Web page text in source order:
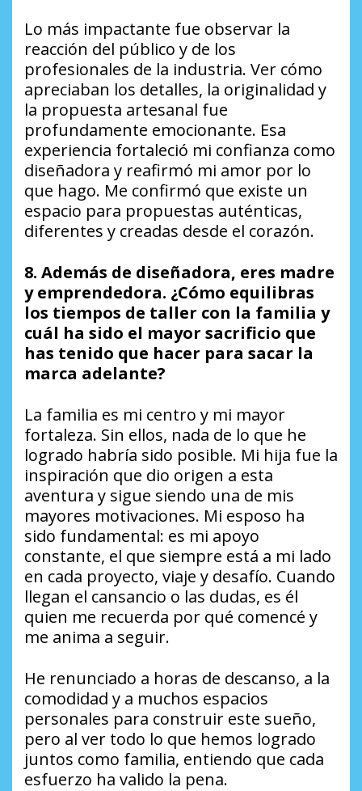
Lo más impactante fue observar la
reacción del público y de los
profesionales de la industria. Ver cómo
apreciaban los detalles, la originalidad y
la propuesta artesanal fue
profundamente emocionante. Esa
experiencia fortaleció mi confianza como
diseñadora y reafirmó mi amor por lo
que hago. Me confirmó que existe un
espacio para propuestas auténticas,
diferentes y creadas desde el corazón.
8. Además de diseñadora, eres madre
y emprendedora. ¿Cómo equilibras
los tiempos de taller con la familia y
cuál ha sido el mayor sacrificio que
has tenido que hacer para sacar la
marca adelante?
La familia es mi centro y mi mayor
fortaleza. Sin ellos, nada de lo que he
logrado habría sido posible. Mi hija fue la
inspiración que dio origen a esta
aventura y sigue siendo una de mis
mayores motivaciones. Mi esposo ha
sido fundamental: es mi apoyo
constante, el que siempre está a mi lado
en cada proyecto, viaje y desafío. Cuando
llegan el cansancio o las dudas, es él
quien me recuerda por qué comencé y
me anima a seguir.
He renunciado a horas de descanso, a la
comodidad y a muchos espacios
personales para construir este sueño,
pero al ver todo lo que hemos logrado
juntos como familia, entiendo que cada
esfuerzo ha valido la pena.